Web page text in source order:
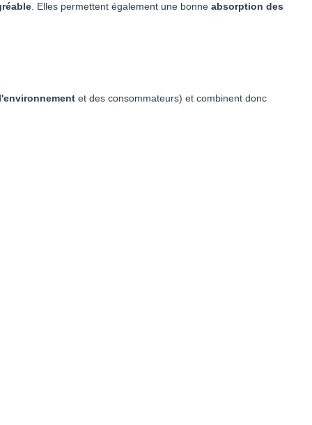
. Elles permettent également une bonne absorption des
et des consommateurs) et combinent donc